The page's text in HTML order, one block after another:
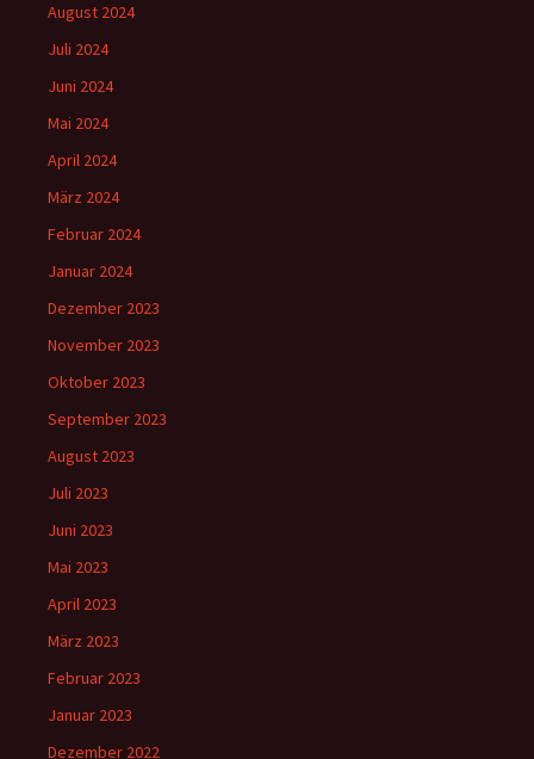
August 2024
Juli 2024
Juni 2024
Mai 2024
April 2024
März 2024
Februar 2024
Januar 2024
Dezember 2023
November 2023
Oktober 2023
September 2023
August 2023
Juli 2023
Juni 2023
Mai 2023
April 2023
März 2023
Februar 2023
Januar 2023
Dezember 2022